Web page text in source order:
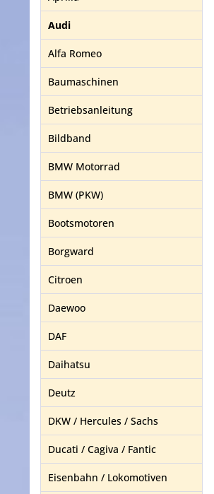
Audi
Alfa Romeo
Baumaschinen
Betriebsanleitung
Bildband
BMW Motorrad
BMW (PKW)
Bootsmotoren
Borgward
Citroen
Daewoo
DAF
Daihatsu
Deutz
DKW / Hercules / Sachs
Ducati / Cagiva / Fantic
Eisenbahn / Lokomotiven